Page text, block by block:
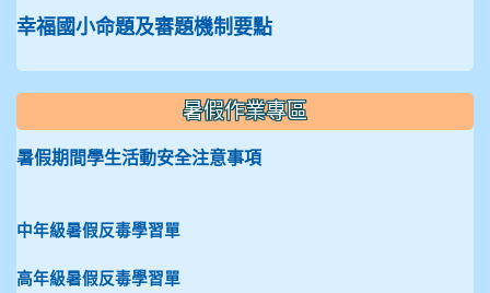
幸福國小命題及審題機制要點
暑假作業專區
暑假期間學生活動安全注意事項
中年級暑假反毒學習單
高年級暑假反毒學習單